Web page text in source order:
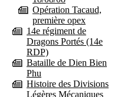
Opération Tacaud,
première opex
14e régiment de
Dragons Portés (14e
RDP)
Bataille de Dien Bien
Phu
Histoire des Divisions
Légères Mécaniques